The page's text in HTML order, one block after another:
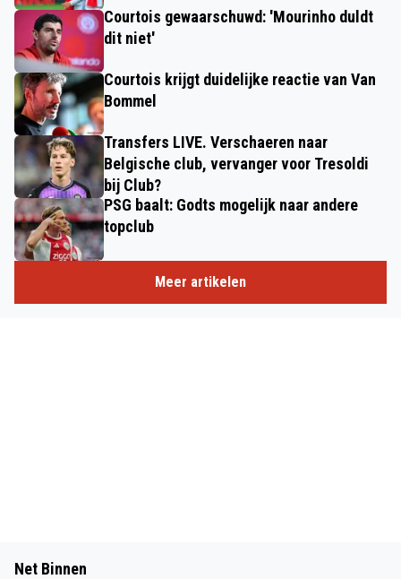
Courtois gewaarschuwd: 'Mourinho duldt
dit niet'
Courtois krijgt duidelijke reactie van Van
Bommel
Transfers LIVE. Verschaeren naar
Belgische club, vervanger voor Tresoldi
bij Club?
PSG baalt: Godts mogelijk naar andere
topclub
Meer artikelen
Net Binnen